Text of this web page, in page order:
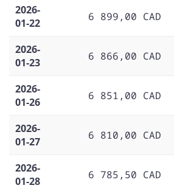
2026-
01-22
6 899,00 CAD
2026-
01-23
6 866,00 CAD
2026-
01-26
6 851,00 CAD
2026-
01-27
6 810,00 CAD
2026-
01-28
6 785,50 CAD